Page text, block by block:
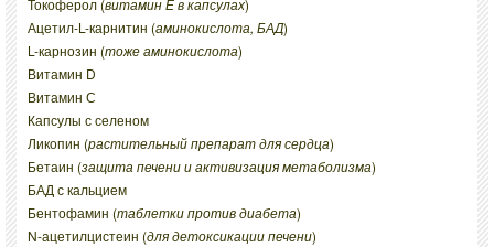
Ацетил-L-карнитин (аминокислота, БАД)
L-карнозин (тоже аминокислота)
Витамин D
Витамин С
Капсулы с селеном
Ликопин (растительный препарат для сердца)
Бетаин (защита печени и активизация метаболизма)
БАД с кальцием
Бентофамин (таблетки против диабета)
N-ацетилцистеин (для детоксикации печени)